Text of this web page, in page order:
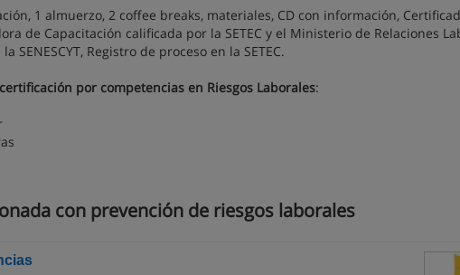
1 almuerzo, 2 coffee breaks, materiales, CD con información,
de Capacitación calificada por la SETEC y el Ministerio de Relaciones
SENESCYT, Registro de proceso en la SETEC.
por competencias en Riesgos Laborales:
con prevención de riesgos laborales